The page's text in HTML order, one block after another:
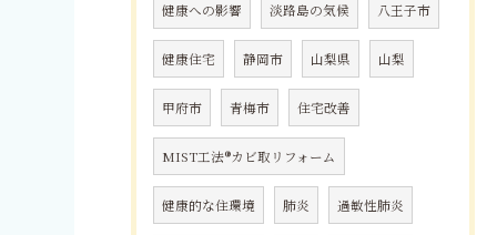
健康への影響 淡路島の気候 八王子市
健康住宅 静岡市 山梨県 山梨
甲府市 青梅市 住宅改善
MIST工法®カビ取リフォーム
健康的な住環境 肺炎 過敏性肺炎